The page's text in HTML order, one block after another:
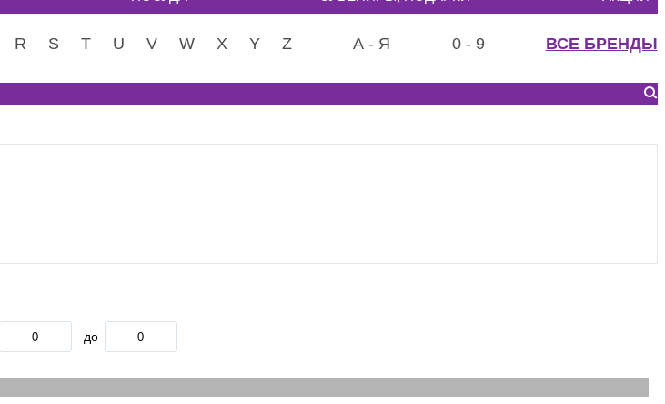
R S T U V W X Y Z А - Я 0 - 9 ВСЕ БРЕНДЫ
до